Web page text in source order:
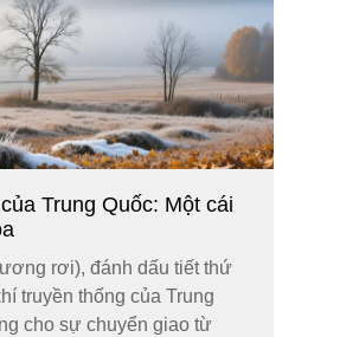
Trung Quốc: Một cái
rơi), đánh dấu tiết thứ
truyền thống của Trung
cho sự chuyển giao từ